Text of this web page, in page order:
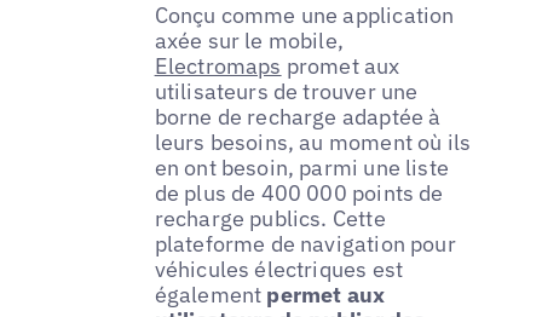
Conçu comme une application
axée sur le mobile,
Electromaps promet aux
utilisateurs de trouver une
borne de recharge adaptée à
leurs besoins, au moment où ils
en ont besoin, parmi une liste
de plus de 400 000 points de
recharge publics. Cette
plateforme de navigation pour
véhicules électriques est
également permet aux